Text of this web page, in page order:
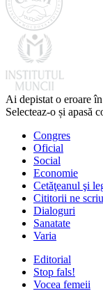
Ai depistat o eroare
Selecteaz-o și apasă
Congres
Oficial
Social
Economie
Cetăţeanul şi
Cititorii ne scriu
Dialoguri
Sanatate
Varia
Editorial
Stop fals!
Vocea femeii